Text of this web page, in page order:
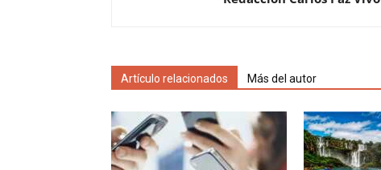
Artículo relacionados Más del autor